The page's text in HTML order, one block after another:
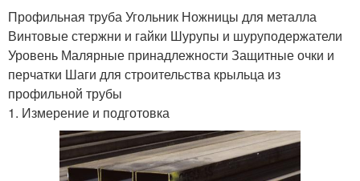
Профильная труба Угольник Ножницы для металла
Винтовые стержни и гайки Шурупы и шуруподержатели
Уровень Малярные принадлежности Защитные очки и
перчатки Шаги для строительства крыльца из
профильной трубы
1. Измерение и подготовка